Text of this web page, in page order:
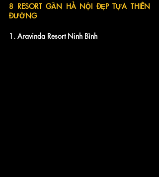
8 RESORT GẦN HÀ NỘI ĐẸP TỰA THIÊN
ĐƯỜNG
1. Aravinda Resort Ninh Bình